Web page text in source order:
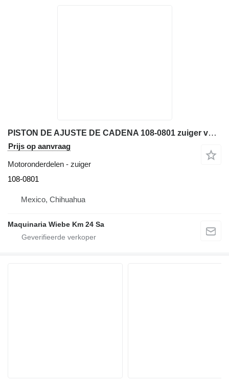
PISTON DE AJUSTE DE CADENA 108-0801 zuiger voor Caterpillar D6N XL bulldozer
Prijs op aanvraag
Motoronderdelen - zuiger
108-0801
Mexico, Chihuahua
Maquinaria Wiebe Km 24 Sa